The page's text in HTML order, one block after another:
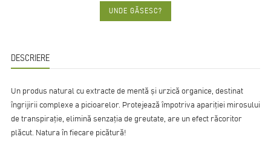
UNDE GĂSESC?
DESCRIERE
Un produs natural cu extracte de mentă și urzică organice, destinat
îngrijirii complexe a picioarelor. Protejează împotriva apariției mirosului
de transpirație, elimină senzația de greutate, are un efect răcoritor
plăcut. Natura în fiecare picătură!